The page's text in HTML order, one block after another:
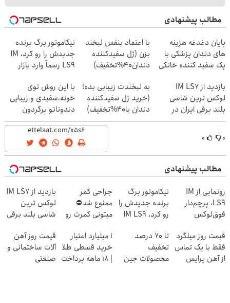
مطالب پیشنهادی
پایان دغدغه هزینه
های دندان پزشکی با
پک سفید کننده خانگی
با اعتماد بنفس لبخند
بزن (ژل سفیدکننده
دندان40%تخفیف)
نیکاموتور برگ برنده
جدیدش را رو کرد، IM
LS9 رسماً وارد بازار
بازدید از IM LS7
لوکس ترین شاسی
بلند برقی ایران در
باشگاه انقلاب
به لبخندت زیبایی بده!
(خرید ژل سفیدکننده
دندان با40%تخفیف)
با این روش توی
خونه،سفیدی و زیبایی
دندوناتو برگردون
(40%off)
۰ ۰
مطالب پیشنهادی
رونمایی از IM
LS9، پرچم‌دار
فوق‌لوکس
ایران شد
نیکاموتور برگ
برنده جدیدش را
رو کرد، IM LS9
ایران شد
جراحی کمر
ممنوع شد⛔
میتونی کمرت رو
کنی! 👈🏻
پرسش‌نامه
بازدید از IM LS7
لوکس ترین
شاسی بلند برقی
انقلاب
قیمت روز میلگرد
فقط با یک تماس
از آهن پرایس
تا 70 درصد
تخفیف
محصولات جین
۱ میلیارد اعتبار
خرید قسطی طلا
| ۱۸ ماهه پرداخت
قیمت روز آهن
آلات ساختمانی و
صنعتی